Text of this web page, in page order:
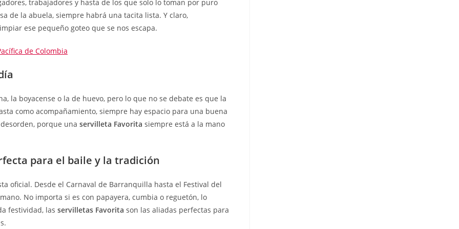
trabajadores y hasta de los que solo lo toman por puro
de la abuela, siempre habrá una tacita lista. Y claro,
ese pequeño goteo que se nos escapa.
de Colombia
la boyacense o la de huevo, pero lo que no se debate es que la
como acompañamiento, siempre hay espacio para una buena
porque una servilleta Favorita siempre está a la mano
para el baile y la tradición
oficial. Desde el Carnaval de Barranquilla hasta el Festival del
No importa si es con papayera, cumbia o reguetón, lo
festividad, las servilletas Favorita son las aliadas perfectas para